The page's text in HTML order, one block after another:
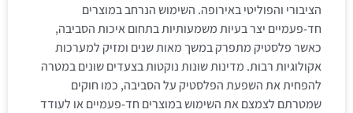
הציבורי והפוליטי באירופה. השימוש הנרחב במוצרים
חד-פעמיים יצר בעיות משמעותיות בתחום איכות הסביבה,
כאשר פלסטיק מתפרק במשך מאות שנים ומזיק למערכות
אקולוגיות רבות. מדינות שונות נוקטות בצעדים שונים במטרה
להפחית את השפעת הפלסטיק על הסביבה, כמו חוקים
שמטרתם לצמצם את השימוש במוצרים חד-פעמיים או לעודד